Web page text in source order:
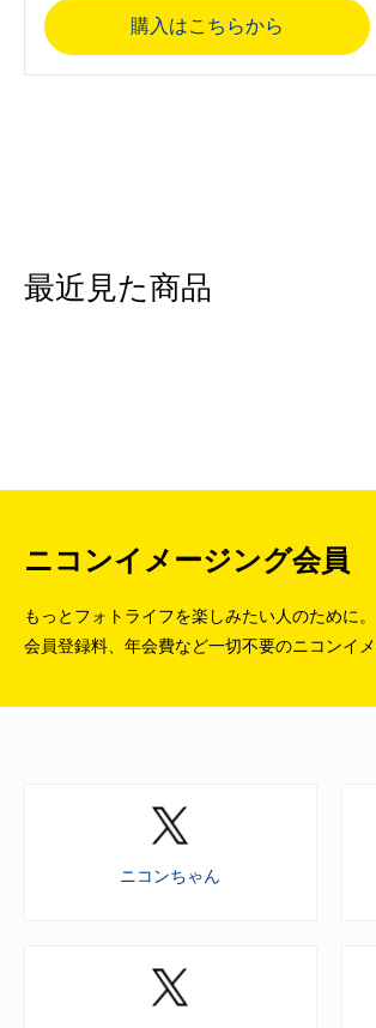
購入はこちらから
最近見た商品
ニコンイメージング会員
もっとフォトライフを楽しみたい人のために。
会員登録料、年会費など一切不要のニコンイ
ニコンちゃん